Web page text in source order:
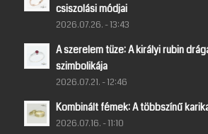
csiszolási módjai
2026.07.26. - 13:43
A szerelem tüze: A királyi rubin
szimbolikája
2026.07.21. - 12:46
Kombinált fémek: A többszínű
2026.07.16. - 11:10